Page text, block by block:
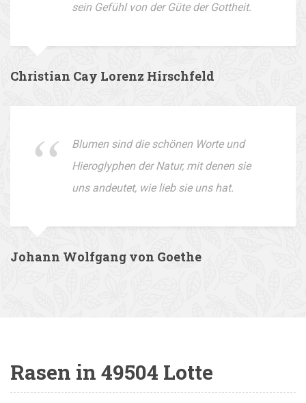
sein Gefühl von der Güte der Gottheit.
Christian Cay Lorenz Hirschfeld
Blumen sind die schönen Worte und
Hieroglyphen der Natur, mit denen sie
uns andeutet, wie lieb sie uns hat.
Johann Wolfgang von Goethe
Rasen in 49504 Lotte